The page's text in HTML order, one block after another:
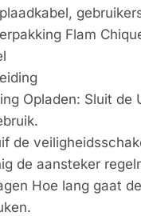
Flam
Opladen: Sluit
de
de aansteker
Hoe lang gaat